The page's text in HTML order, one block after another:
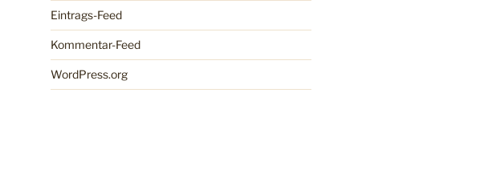
Eintrags-Feed
Kommentar-Feed
WordPress.org